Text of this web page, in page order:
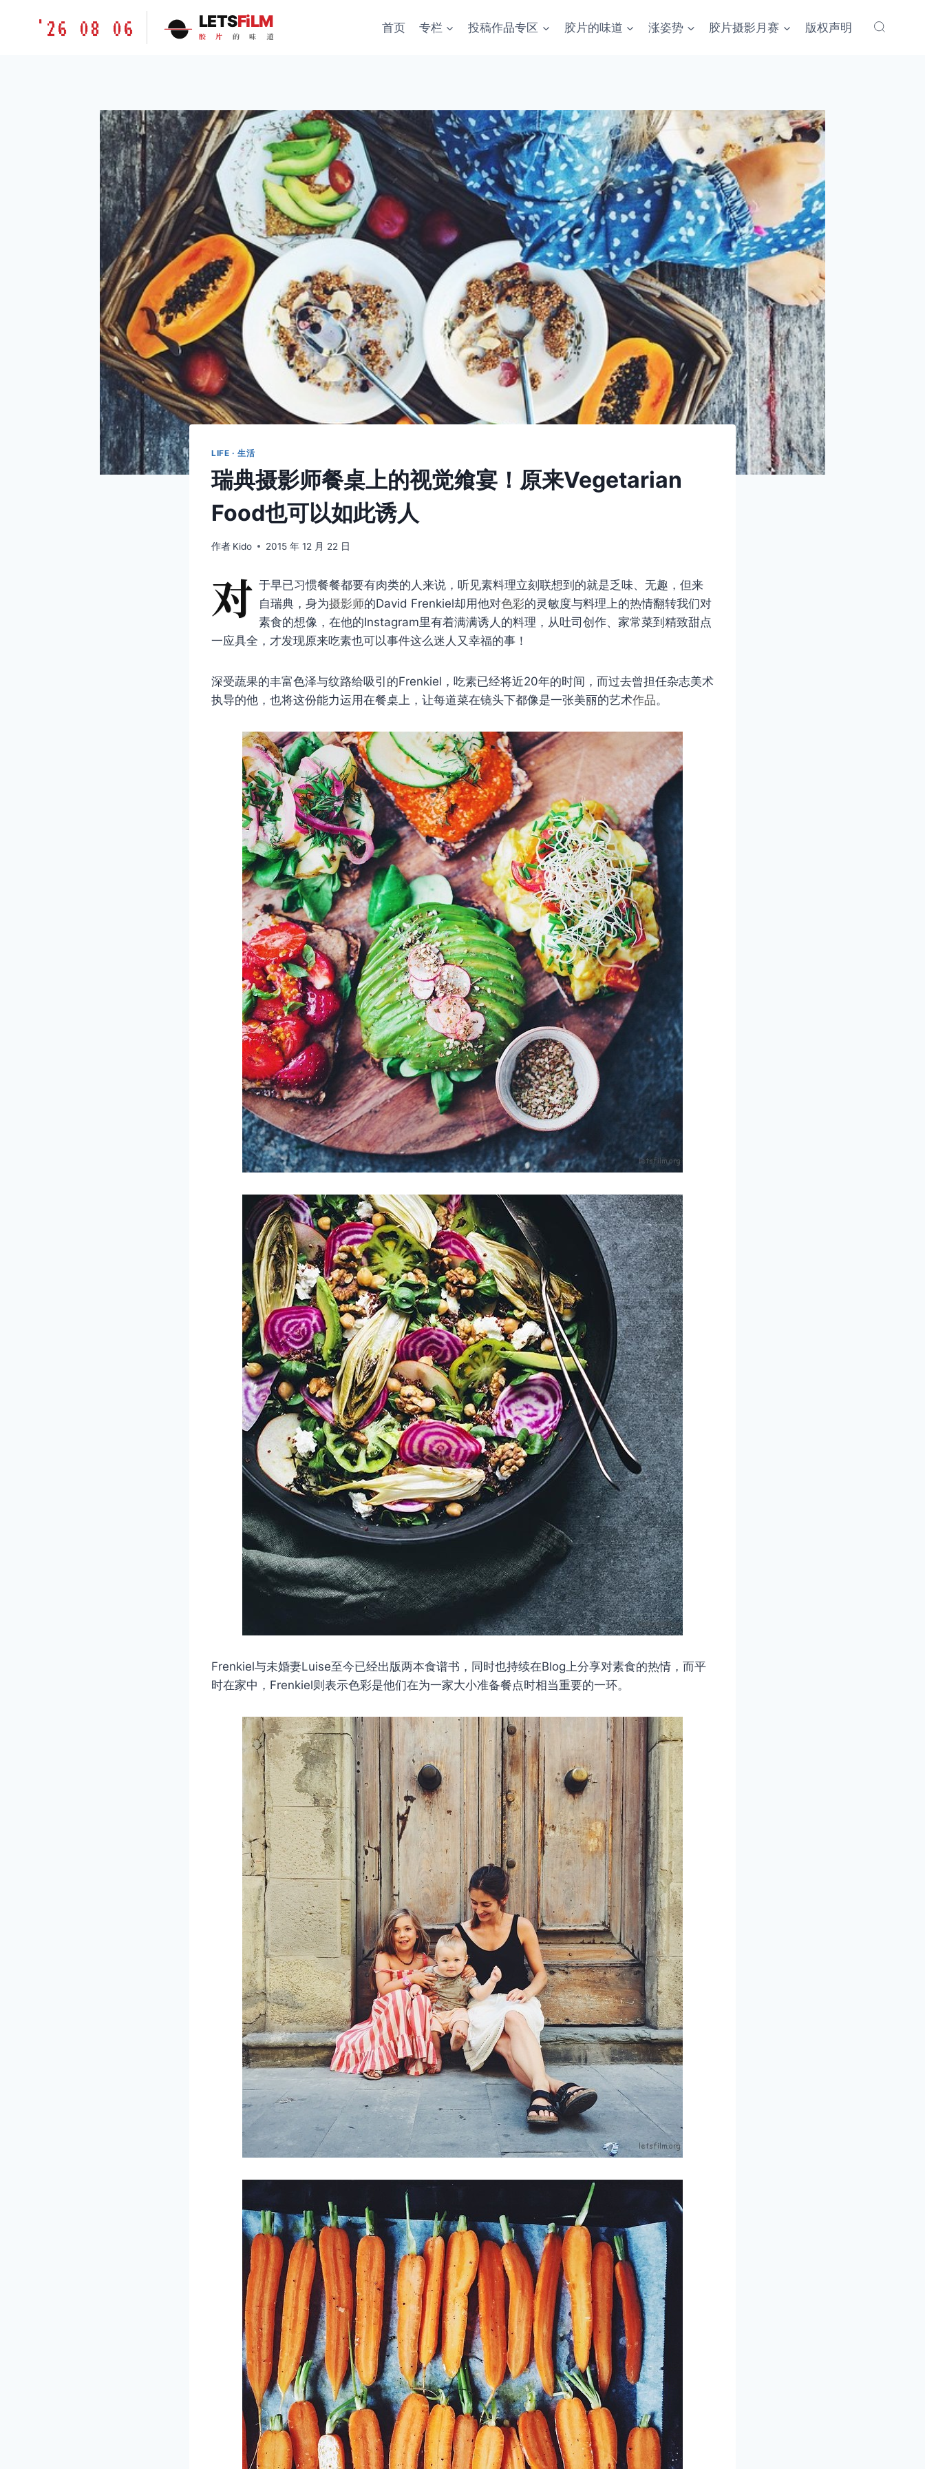
胶'26 08 06 LETSFiLM
胶 片 的 味 道
首页 专栏 投稿作品专区 胶片的味道 涨姿势 胶片摄影月赛 版权声明
LIFE · 生活
瑞典摄影师餐桌上的视觉飨宴！原来Vegetarian
Food也可以如此诱人
作者 Kido 2015 年 12 月 22 日
对 于早已习惯餐餐都要有肉类的人来说，听见素料理立刻联想到的就是乏味、无趣，但来
自瑞典，身为摄影师的David Frenkiel却用他对色彩的灵敏度与料理上的热情翻转我们对
素食的想像，在他的Instagram里有着满满诱人的料理，从吐司创作、家常菜到精致甜点
一应具全，才发现原来吃素也可以事件这么迷人又幸福的事！
深受蔬果的丰富色泽与纹路给吸引的Frenkiel，吃素已经将近20年的时间，而过去曾担任杂志美术
执导的他，也将这份能力运用在餐桌上，让每道菜在镜头下都像是一张美丽的艺术作品。
Frenkiel与未婚妻Luise至今已经出版两本食谱书，同时也持续在Blog上分享对素食的热情，而平
时在家中，Frenkiel则表示色彩是他们在为一家大小准备餐点时相当重要的一环。